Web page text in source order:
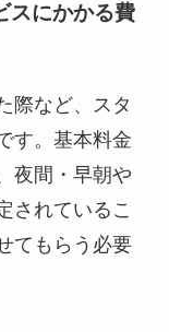
スにかかる費
際など、スタ
す。基本料金
夜間・早朝や
されているこ
てもらう必要